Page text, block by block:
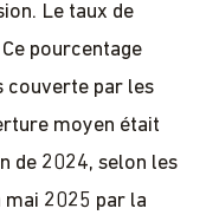
Le taux de
pourcentage
couverte par les
moyen était
de 2024, selon les
2025 par la